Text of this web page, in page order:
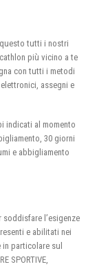
tutti i nostri
più vicino a te
con tutti i metodi
assegni e
indicati al momento
30 giorni
e abbigliamento
l’esigenze
e abilitati nei
particolare sul
SPORTIVE,